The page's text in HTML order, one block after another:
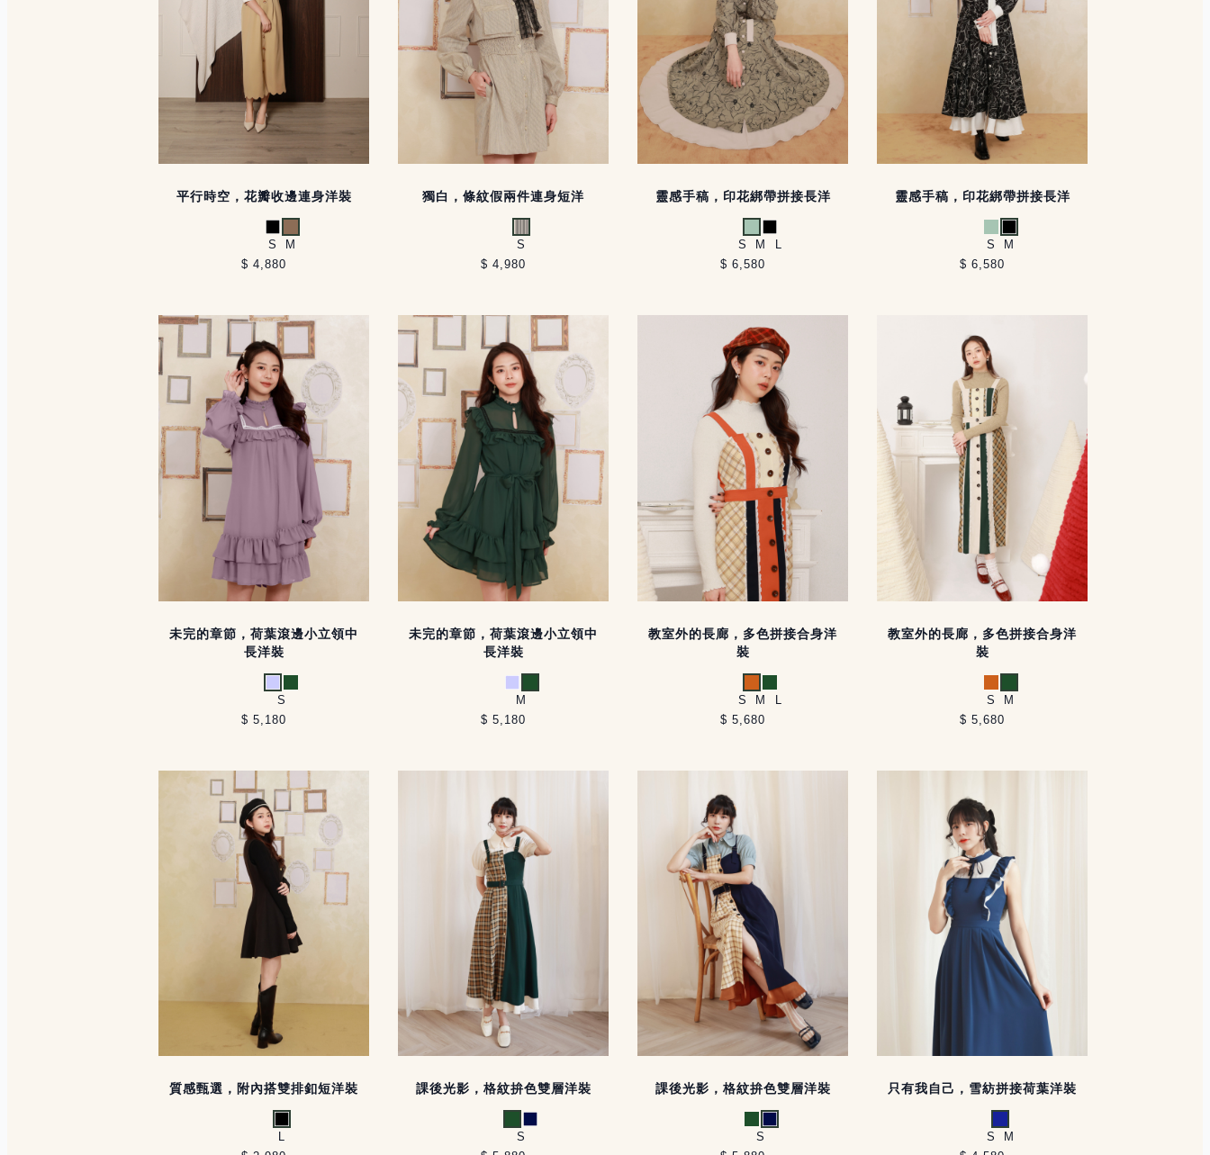
平行時空，花瓣收邊連身洋裝
黑 卡其
S
M
$ 4,880
獨白，條紋假兩件連身短洋
米黑條紋
S
$ 4,980
靈感手稿，印花綁帶拼接長洋
淺綠
黑
S M
L
$ 6,580
靈感手稿，印花綁帶拼接長洋
淺綠
黑
S
M
$ 6,580
未完的章節，荷葉滾邊小立領中
長洋裝
淺紫
綠
S
$ 5,180
未完的章節，荷葉滾邊小立領中
長洋裝
淺紫
綠
M
$ 5,180
教室外的長廊，多色拼接合身洋
裝
橘 綠
S M
$ 5,680
教室外的長廊，多色拼接合身洋
裝
橘 綠
S
M
$ 5,680
質感甄選，附內搭雙排釦短洋裝
黑
L
課後光影，格紋拚色雙層洋裝
綠 深藍
S
課後光影，格紋拚色雙層洋裝
綠 深藍
S
只有我自己，雪紡拼接荷葉洋裝
藍
S
M